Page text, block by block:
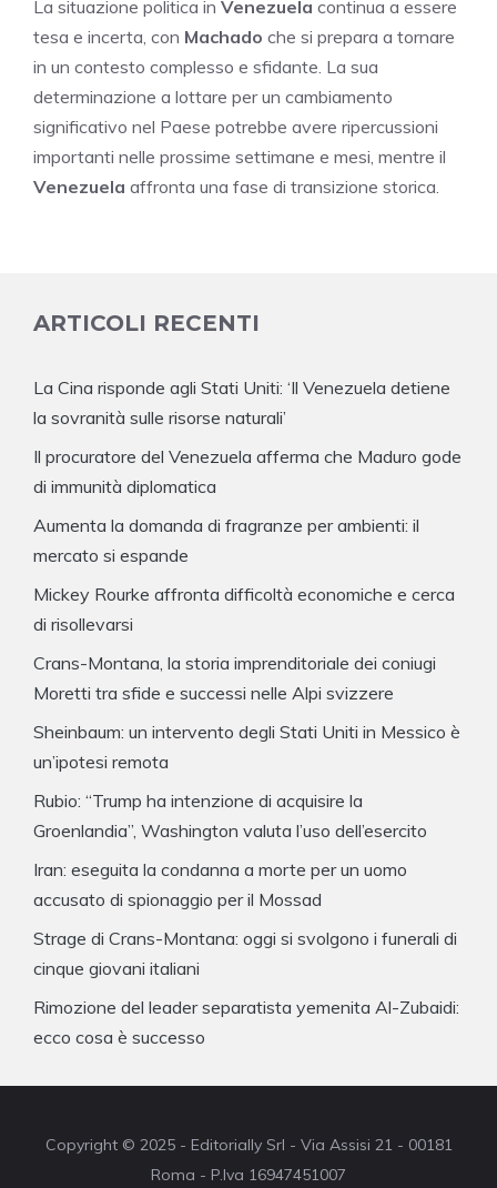
La situazione politica in Venezuela continua a essere
tesa e incerta, con Machado che si prepara a tornare
in un contesto complesso e sfidante. La sua
determinazione a lottare per un cambiamento
significativo nel Paese potrebbe avere ripercussioni
importanti nelle prossime settimane e mesi, mentre il
Venezuela affronta una fase di transizione storica.
ARTICOLI RECENTI
La Cina risponde agli Stati Uniti: ‘Il Venezuela detiene
la sovranità sulle risorse naturali’
Il procuratore del Venezuela afferma che Maduro gode
di immunità diplomatica
Aumenta la domanda di fragranze per ambienti: il
mercato si espande
Mickey Rourke affronta difficoltà economiche e cerca
di risollevarsi
Crans-Montana, la storia imprenditoriale dei coniugi
Moretti tra sfide e successi nelle Alpi svizzere
Sheinbaum: un intervento degli Stati Uniti in Messico è
un’ipotesi remota
Rubio: “Trump ha intenzione di acquisire la
Groenlandia”, Washington valuta l’uso dell’esercito
Iran: eseguita la condanna a morte per un uomo
accusato di spionaggio per il Mossad
Strage di Crans-Montana: oggi si svolgono i funerali di
cinque giovani italiani
Rimozione del leader separatista yemenita Al-Zubaidi:
ecco cosa è successo
Copyright © 2025 - Editorially Srl - Via Assisi 21 - 00181
Roma - P.Iva 16947451007